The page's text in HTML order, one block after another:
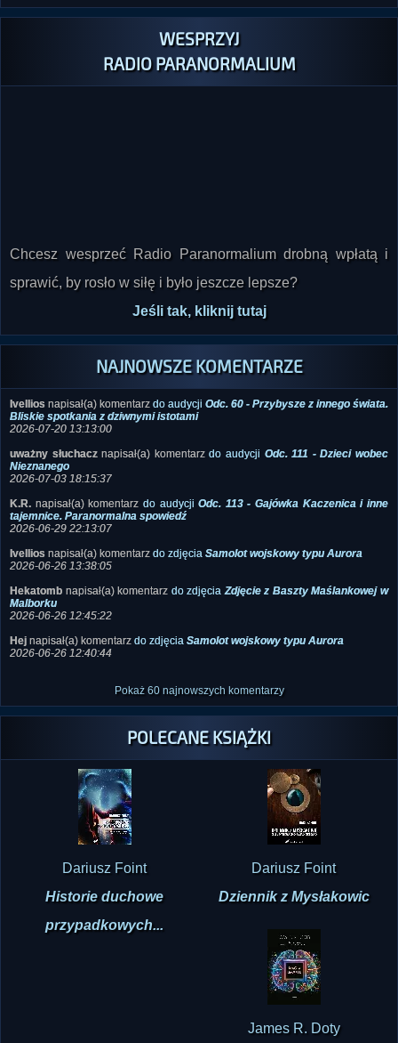
WESPRZYJ
RADIO PARANORMALIUM
Chcesz wesprzeć Radio Paranormalium drobną wpłatą i
sprawić, by rosło w siłę i było jeszcze lepsze?
Jeśli tak, kliknij tutaj
NAJNOWSZE KOMENTARZE
Ivellios napisał(a) komentarz do audycji Odc. 60 - Przybysze z innego świata.
Bliskie spotkania z dziwnymi istotami
2026-07-20 13:13:00
uważny słuchacznapisał(a) komentarzdo audycji Odc. 111 - Dzieci wobec
Nieznanego
2026-07-03 18:15:37
K.R. napisał(a) komentarz do audycjiOdc. 113 - Gajówka Kaczenica i inne
tajemnice. Paranormalna spowiedź
2026-06-29 22:13:07
Ivellios napisał(a) komentarz do zdjęcia Samolot wojskowy typu Aurora
2026-06-26 13:38:05
Hekatomb napisał(a) komentarz do zdjęciaZdjęcie z Baszty Maślankowej w
Malborku
2026-06-26 12:45:22
Hej napisał(a) komentarz do zdjęcia Samolot wojskowy typu Aurora
2026-06-26 12:40:44
Pokaż 60 najnowszych komentarzy
POLECANE KSIĄŻKI
Dariusz Foint
Historie duchowe
przypadkowych...
Dariusz Foint
Dziennik z Mysłakowic
James R. Doty